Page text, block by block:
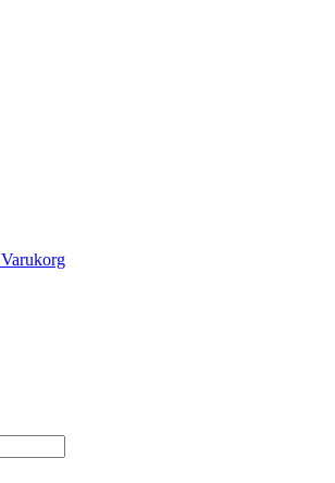
Varukorg